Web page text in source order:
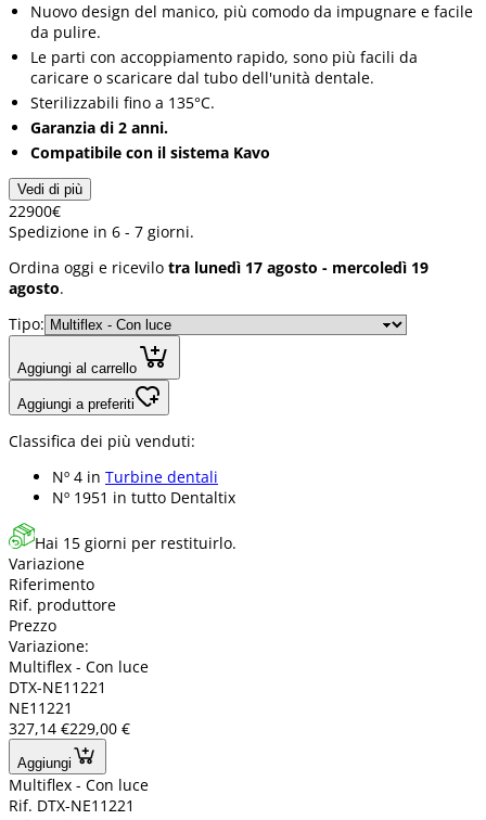
Nuovo design del manico, più comodo da impugnare e facile
da pulire.
Le parti con accoppiamento rapido, sono più facili da
caricare o scaricare dal tubo dell'unità dentale.
Sterilizzabili fino a 135°C.
Garanzia di 2 anni.
Compatibile con il sistema Kavo
Vedi di più
22900€
Spedizione in 6 - 7 giorni.
Ordina oggi e ricevilo tra lunedì 17 agosto - mercoledì 19
agosto.
Tipo:
Aggiungi al carrello
Aggiungi a preferiti
Classifica dei più venduti:
Nº 4 in Turbine dentali
Nº 1951 in tutto Dentaltix
Hai 15 giorni per restituirlo.
Variazione
Riferimento
Rif. produttore
Prezzo
Variazione:
Multiflex - Con luce
DTX-NE11221
NE11221
327,14 €229,00 €
Aggiungi
Multiflex - Con luce
Rif. DTX-NE11221